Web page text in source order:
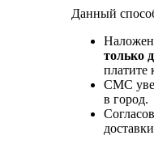
Данный
только
платите
СМС
в город.